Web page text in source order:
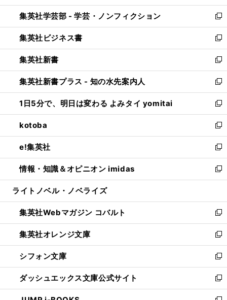
開
く
ウ
で
開
く
ン
ド
ウ
で
開
く
ウ
ィ
ン
ド
ウ
で
開
く
集英社学芸部 - 学芸・ノンフィクション
新
し
い
ウ
ィ
ン
ド
ウ
で
開
く
集英社ビジネス書
新
し
い
ウ
ィ
ン
ド
ウ
で
開
く
集英社新書
新
し
い
ウ
ィ
ン
ド
ウ
で
開
く
集英社新書プラス - 知の水先案内人
新
し
い
ウ
ィ
ン
ド
ウ
で
開
1日5分で、明日は変わる よみタイ yomitai
新
し
い
ウ
ィ
ン
ド
ウ
開
く
kotoba
新
し
い
ウ
ィ
ン
ウ
で
開
く
e!集英社
新
し
い
ウ
ン
ド
ウ
で
開
く
情報・知識＆オピニオン imidas
新
し
ウ
ィ
ン
ド
ウ
で
開
く
ライトノベル・ノベライズ
集英社Webマガジン コバルト
新
し
い
ウ
ィ
ン
ド
ウ
集英社オレンジ文庫
新
し
い
ウ
ィ
ン
シフォン文庫
新
し
い
ウ
ダッシュエックス文庫公式サイト
新
し